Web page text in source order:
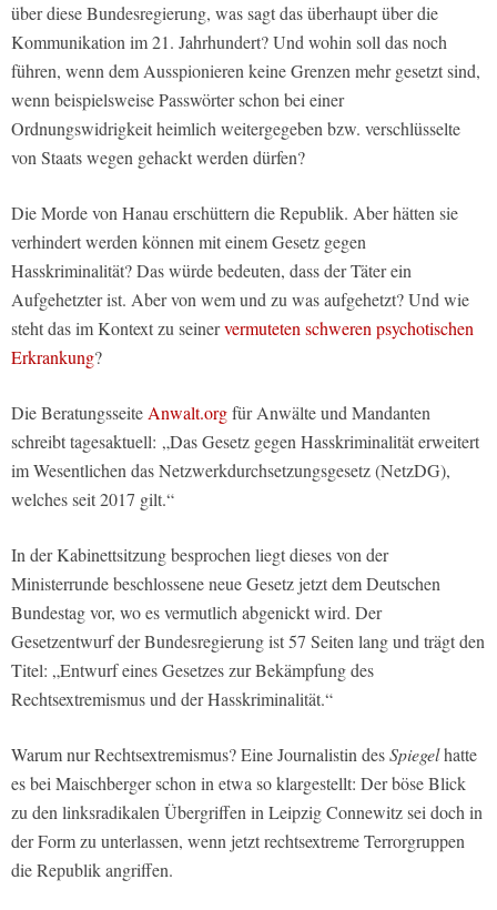
über diese Bundesregierung, was sagt das überhaupt über die
Kommunikation im 21. Jahrhundert? Und wohin soll das noch
führen, wenn dem Ausspionieren keine Grenzen mehr gesetzt sind,
wenn beispielsweise Passwörter schon bei einer
Ordnungswidrigkeit heimlich weitergegeben bzw. verschlüsselte
von Staats wegen gehackt werden dürfen?
Die Morde von Hanau erschüttern die Republik. Aber hätten sie
verhindert werden können mit einem Gesetz gegen
Hasskriminalität? Das würde bedeuten, dass der Täter ein
Aufgehetzter ist. Aber von wem und zu was aufgehetzt? Und wie
steht das im Kontext zu seinervermuteten schweren psychotischen
Erkrankung?
Die BeratungsseiteAnwalt.orgfür Anwälte und Mandanten
schreibt tagesaktuell: „Das Gesetz gegen Hasskriminalität erweitert
im Wesentlichen das Netzwerkdurchsetzungsgesetz (NetzDG),
welches seit 2017 gilt.“
In der Kabinettsitzung besprochen liegt dieses von der
Ministerrunde beschlossene neue Gesetz jetzt dem Deutschen
Bundestag vor, wo es vermutlich abgenickt wird. Der
Gesetzentwurf der Bundesregierung ist 57 Seiten lang und trägt den
Titel: „Entwurf eines Gesetzes zur Bekämpfung des
Rechtsextremismus und der Hasskriminalität.“
Warum nur Rechtsextremismus? Eine Journalistin desSpiegelhatte
es bei Maischberger schon in etwa so klargestellt: Der böse Blick
zu den linksradikalen Übergriffen in Leipzig Connewitz sei doch in
der Form zu unterlassen, wenn jetzt rechtsextreme Terrorgruppen
die Republik angriffen.